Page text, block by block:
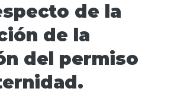
de la
de la
del permiso